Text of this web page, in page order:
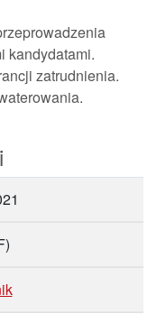
kandydatami.
zatrudnienia.